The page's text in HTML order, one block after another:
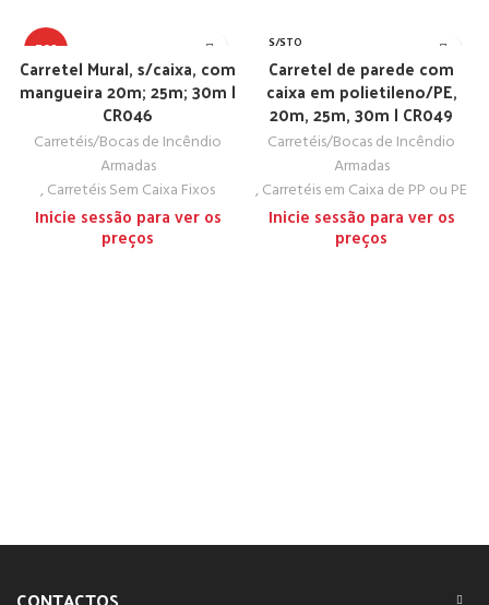
TOP
Carretel Mural, s/caixa, com
mangueira 20m; 25m; 30m |
CR046
Carretéis/Bocas de Incêndio
Armadas
,Carretéis Sem Caixa Fixos
Inicie sessão para ver os
preços
S/STO
Carretel de parede com
caixa em polietileno/PE,
20m, 25m, 30m | CR049
Carretéis/Bocas de Incêndio
Armadas
,Carretéis em Caixa de PP ou PE
Inicie sessão para ver os
preços